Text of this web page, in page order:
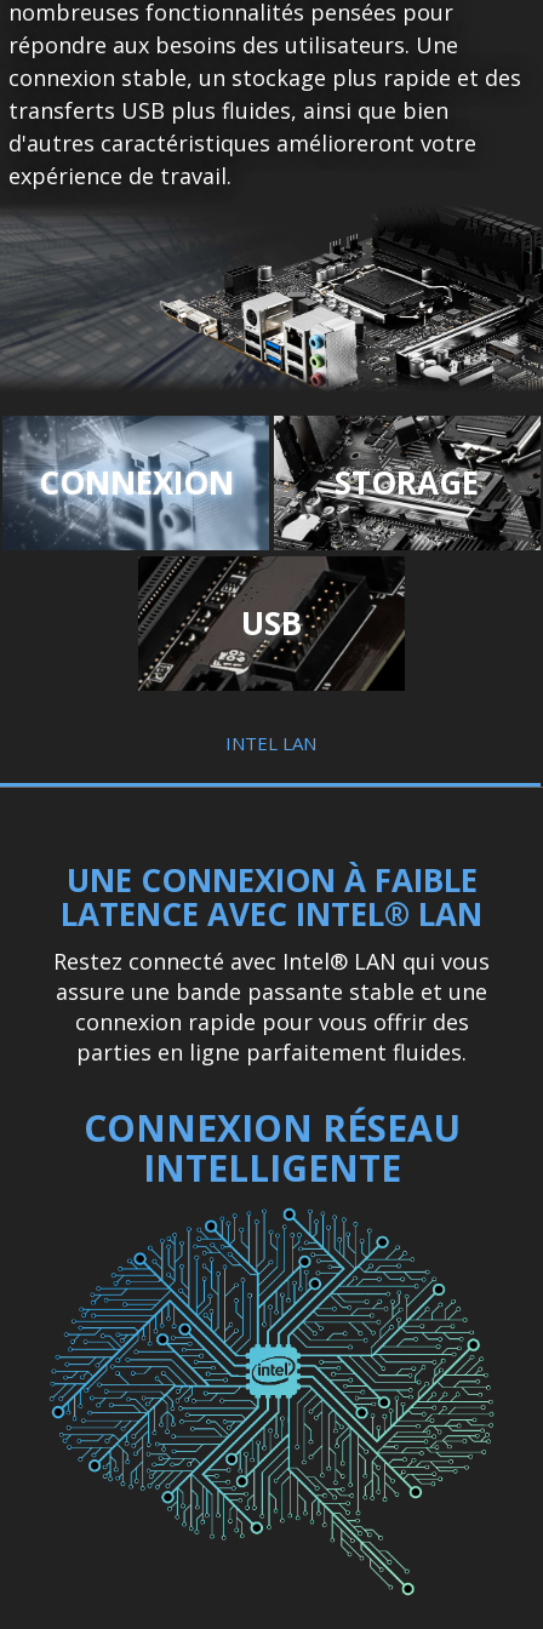
nombreuses fonctionnalités pensées pour
répondre aux besoins des utilisateurs. Une
connexion stable, un stockage plus rapide et des
transferts USB plus fluides, ainsi que bien
d'autres caractéristiques amélioreront votre
expérience de travail.
CONNEXION STORAGE
USB
INTEL LAN
UNE CONNEXION À FAIBLE
LATENCE AVEC INTEL® LAN
Restez connecté avec Intel® LAN qui vous
assure une bande passante stable et une
connexion rapide pour vous offrir des
parties en ligne parfaitement fluides.
CONNEXION RÉSEAU
INTELLIGENTE